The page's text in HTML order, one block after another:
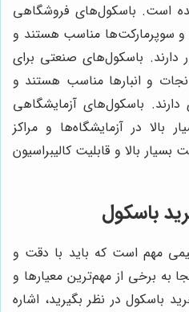
است. باسکول‌های فروشگاهی
و سوپرمارکت‌ها مناسب هستند و
دارند. باسکول‌های صنعتی برای
و انبارها مناسب هستند و
باسکول‌های آزمایشگاهی
بالا در آزمایشگاه‌ها و مراکز
بالا و قابلیت کالیبراسیون
باسکول
مهم است که باید با دقت و
به برخی از مهم‌ترین معیارها و
باسکول در نظر بگیرید، اشاره